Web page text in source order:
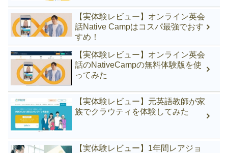
【実体験レビュー】オンライン英会
話Native Campはコスパ最強でおす
すめ！
【実体験レビュー】オンライン英会
話のNativeCampの無料体験版を使
ってみた
【実体験レビュー】元英語教師が家
族でクラウティを体験してみた
【実体験レビュー】1年間レアジョ